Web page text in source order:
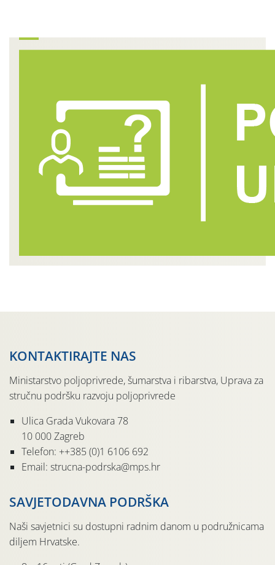
KONTAKTIRAJTE NAS
Ministarstvo poljoprivrede, šumarstva i ribarstva, Uprava za
stručnu podršku razvoju poljoprivrede
Ulica Grada Vukovara 78
10 000 Zagreb
Telefon: ++385 (0)1 6106 692
Email: strucna-podrska@mps.hr
SAVJETODAVNA PODRŠKA
Naši savjetnici su dostupni radnim danom u podružnicama
diljem Hrvatske.